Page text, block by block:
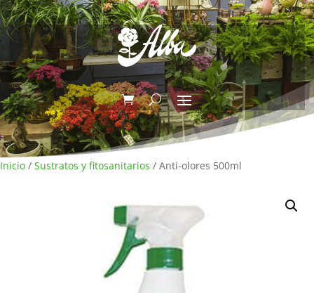
Inicio / Sustratos y fitosanitarios / Anti-olores 500ml